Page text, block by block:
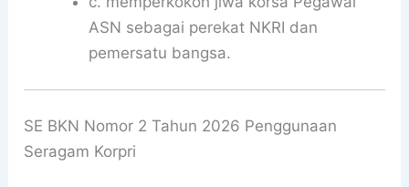
ASN sebagai perekat NKRI dan
pemersatu bangsa.
SE BKN Nomor 2 Tahun 2026 Penggunaan
Seragam Korpri